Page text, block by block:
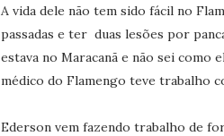
A vida dele não tem sido fácil no
passadas e ter duas lesões por
estava no Maracanã e não sei
médico do Flamengo teve trabalho
Ederson vem fazendo trabalho de